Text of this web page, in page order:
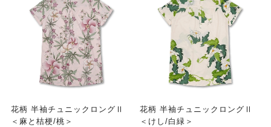
花柄 半袖チュニックロングⅡ
＜麻と桔梗/桃＞
花柄 半袖チュニックロングⅡ
＜けし/白緑＞